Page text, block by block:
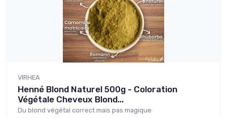
VIRHEA
Henné Blond Naturel 500g - Coloration
Végétale Cheveux Blond...
Du blond végétal correct mais pas magique